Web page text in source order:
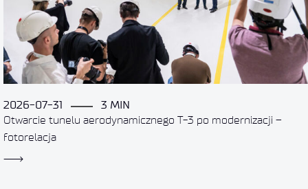
2026-07-31
3 MIN
Otwarcie tunelu aerodynamicznego T-3 po modernizacji –
fotorelacja